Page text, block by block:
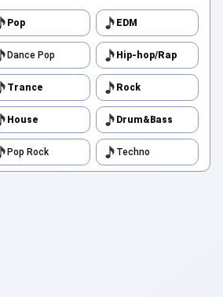
Pop EDM
Dance Pop Hip-hop/Rap
Trance Rock
House Drum&Bass
Pop Rock Techno